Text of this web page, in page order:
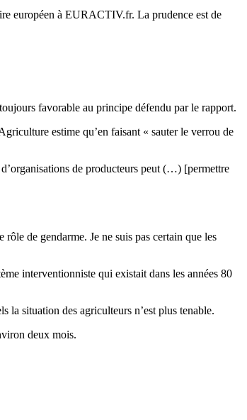
européen à EURACTIV.fr. La prudence est de
favorable au principe défendu par le rapport.
estime qu’en faisant « sauter le verrou de
de producteurs peut (…) [permettre
de gendarme. Je ne suis pas certain que les
interventionniste qui existait dans les années 80
la situation des agriculteurs n’est plus tenable.
deux mois.